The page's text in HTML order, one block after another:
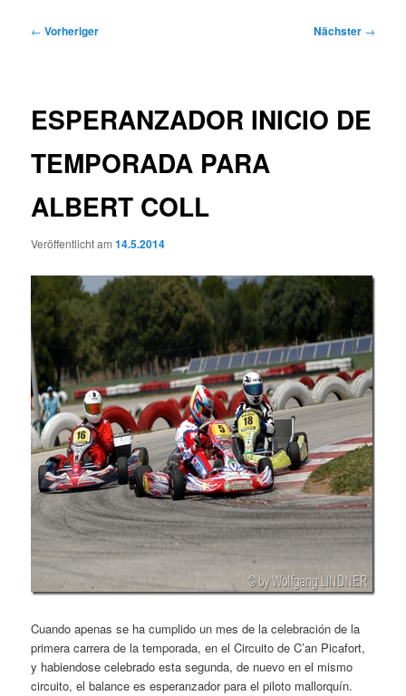
Beitragsnavigation
← Vorheriger Nächster →
ESPERANZADOR INICIO DE
TEMPORADA PARA
ALBERT COLL
Veröffentlicht am14.5.2014
Cuando apenas se ha cumplido un mes de la celebración de la
primera carrera de la temporada, en el Circuito de C’an Picafort,
y habiendose celebrado esta segunda, de nuevo en el mismo
circuito, el balance es esperanzador para el piloto mallorquín.